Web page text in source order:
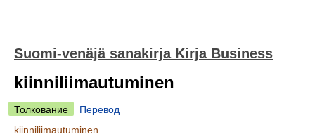
Suomi-venäjä sanakirja Kirja Business
kiinniliimautuminen
Толкование
Перевод
kiinniliimautuminen